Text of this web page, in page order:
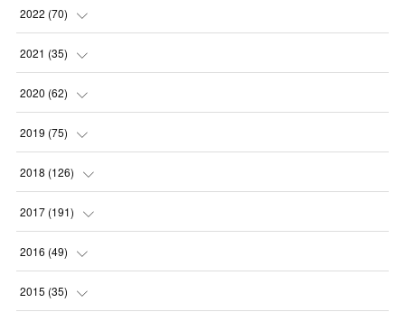
(1
(2
(1
(3
(2
(1)
(2
(4
(3
(3
2022 (70)
(7
(11 )
(8
(1)
2021 (35)
(5
(7
(5)
(3)
2020 (62)
(6
(9)
(7)
(4
2019 (75)
(1)
(2)
(6
(7
2018 (126)
(6)
(12 )
(7
2017 (191)
(12 )
(11 )
2016 (49)
(2
2015 (35)